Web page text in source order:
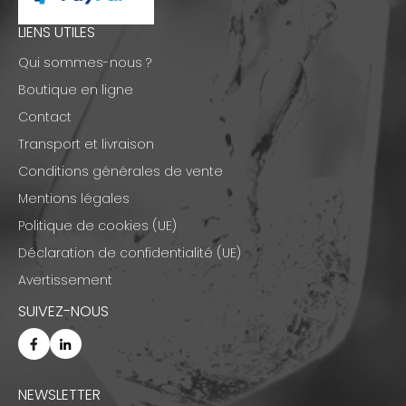
LIENS UTILES
Qui sommes-nous ?
Boutique en ligne
Contact
Transport et livraison
Conditions générales de vente
Mentions légales
Politique de cookies (UE)
Déclaration de confidentialité (UE)
Avertissement
SUIVEZ-NOUS
NEWSLETTER